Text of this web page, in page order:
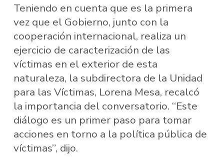
Teniendo en cuenta que es la primera
vez que el Gobierno, junto con la
cooperación internacional, realiza un
ejercicio de caracterización de las
víctimas en el exterior de esta
naturaleza, la subdirectora de la Unidad
para las Víctimas, Lorena Mesa, recalcó
la importancia del conversatorio. “Este
diálogo es un primer paso para tomar
acciones en torno a la política pública de
víctimas”, dijo.